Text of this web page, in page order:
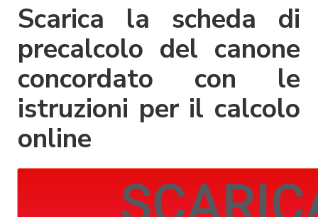
Scarica la scheda di
precalcolo del canone
concordato con le
istruzioni per il calcolo
online